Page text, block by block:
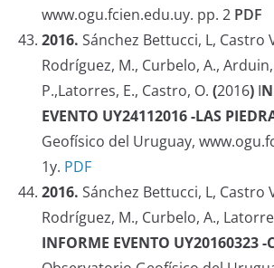
www.ogu.fcien.edu.uy. pp. 2 PDF
2016. Sánchez Bettucci, L, Castro
Rodríguez, M., Curbelo, A.,
P.,Latorres, E., Castro, O. (2016) I
EVENTO UY24112016 -LAS
Geofísico del Uruguay,
1y. PDF
2016. Sánchez Bettucci, L, Castro
Rodríguez, M., Curbelo, A.,
INFORME EVENTO UY20160323 -